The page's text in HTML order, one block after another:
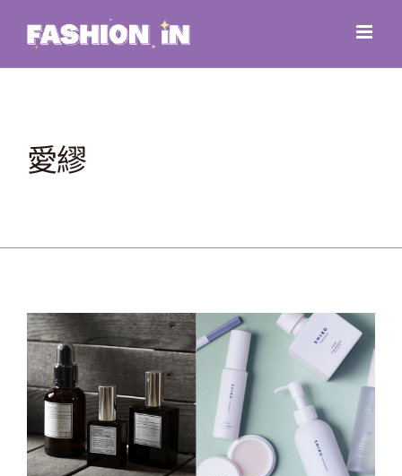
content
愛繆